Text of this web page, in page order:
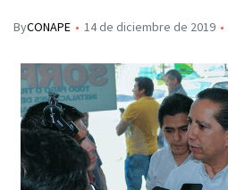
ByCONAPE 14 de diciembre de 2019